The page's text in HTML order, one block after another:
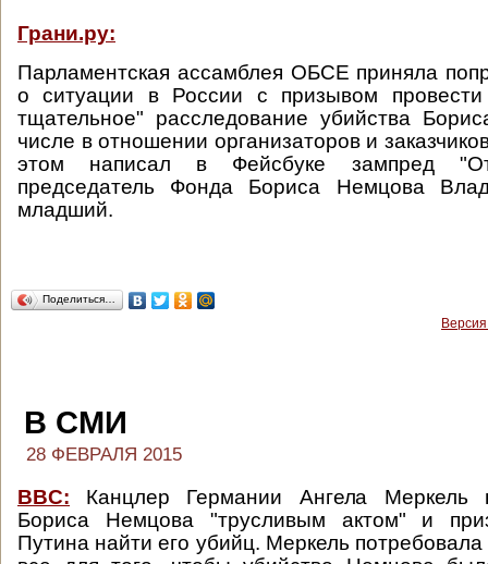
Грани.ру:
Парламентская ассамблея ОБСЕ приняла
о ситуации в России с призывом
тщательное" расследование убийства
числе в отношении организаторов и
этом написал в Фейсбуке зампред
председатель Фонда Бориса Немцова
младший.
Поделиться…
В СМИ
28 ФЕВРАЛЯ 2015
BBC: Канцлер Германии Ангела Меркель
Бориса Немцова "трусливым актом" и
Путина найти его убийц. Меркель